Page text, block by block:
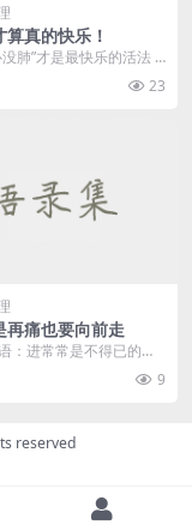
真的快乐！
肺”才是最快乐的活法
23
再痛也要向前走
进常常是不得已的，
不进则会痛会伤，如果
，势必被拍...
9
reserved